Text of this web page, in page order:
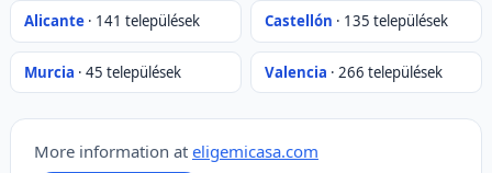
Alicante· 141 települések Castellón · 135 települések
Murcia · 45 települések Valencia · 266 települések
More information at eligemicasa.com